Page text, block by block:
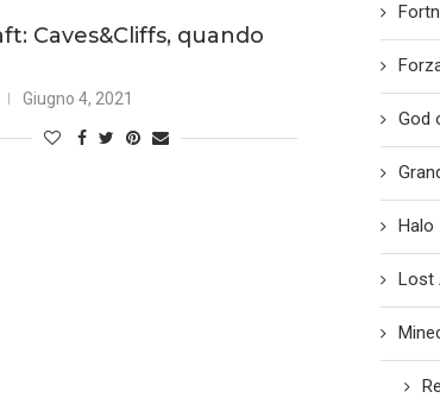
Caves&Cliffs, quando
Giugno 4, 2021
God
Halo
Lost